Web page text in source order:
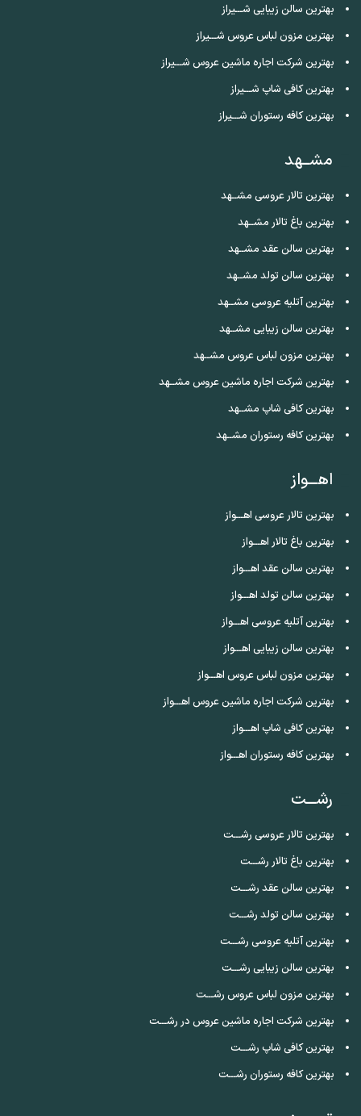
بهترین سالن زیبایی شـــیراز
بهترین مزون لباس عروس شـــیراز
بهترین شرکت اجاره ماشین عروس شـــیراز
بهترین کافی شاپ شـــیراز
بهترین کافه رستوران شـــیراز
مشــهد
بهترین تالار عروسی مشــهد
بهترین باغ تالار مشــهد
بهترین سالن عقد مشــهد
بهترین سالن تولد مشــهد
بهترین آتلیه عروسی مشــهد
بهترین سالن زیبایی مشــهد
بهترین مزون لباس عروس مشــهد
بهترین شرکت اجاره ماشین عروس مشــهد
بهترین کافی شاپ مشــهد
بهترین کافه رستوران مشــهد
اهـــواز
بهترین تالار عروسی اهـــواز
بهترین باغ تالار اهـــواز
بهترین سالن عقد اهـــواز
بهترین سالن تولد اهـــواز
بهترین آتلیه عروسی اهـــواز
بهترین سالن زیبایی اهـــواز
بهترین مزون لباس عروس اهـــواز
بهترین شرکت اجاره ماشین عروس اهـــواز
بهترین کافی شاپ اهـــواز
بهترین کافه رستوران اهـــواز
رشـــت
بهترین تالار عروسی رشـــت
بهترین باغ تالار رشـــت
بهترین سالن عقد رشـــت
بهترین سالن تولد رشـــت
بهترین آتلیه عروسی رشـــت
بهترین سالن زیبایی رشـــت
بهترین مزون لباس عروس رشـــت
بهترین شرکت اجاره ماشین عروس در رشـــت
بهترین کافی شاپ رشـــت
بهترین کافه رستوران رشـــت